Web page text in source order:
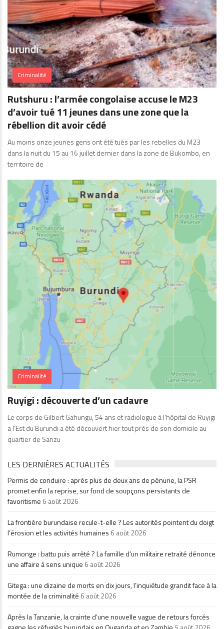
Criminalité
Rutshuru : l’armée congolaise accuse le M23
d’avoir tué 11 jeunes dans une zone que la
rébellion dit avoir cédé
Au moins onze jeunes gens ont été tués par les rebelles du M23
dans la nuit du 15 au 16 juillet dernier dans la zone de Bukombo, en
territoire de
Criminalité
Ruyigi : découverte d’un cadavre
Le corps de Gilbert Gahungu, 54 ans et radiologue à l’hôpital de Ruyigi
a l’Est du Burundi a été découvert hier tout près de son domicile au
quartier de Sanzu
LES DERNIÈRES ACTUALITÉS
Permis de conduire : après plus de deux ans de pénurie, la PSR
promet enfin la reprise, sur fond de soupçons persistants de
favoritisme 6 août 2026
La frontière burundaise recule-t-elle ? Les autorités pointent du doigt
l’érosion et les activités humaines 6 août 2026
Rumonge : battu puis arrêté ? La famille d’un militaire retraité dénonce
une affaire à sens unique 6 août 2026
Gitega : une dizaine de morts en dix jours, l’inquiétude grandit face à la
montée de la criminalité 6 août 2026
Après la Tanzanie, la crainte d’une nouvelle vague de retours forcés